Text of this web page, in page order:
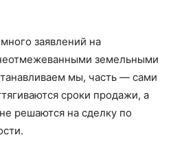
заявлений на
земельными
мы, часть — сами
сроки продажи, а
решаются на сделку по